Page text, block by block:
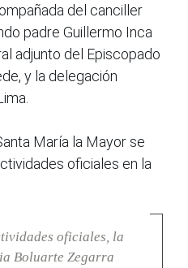
del canciller
padre Guillermo Inca
adjunto del Episcopado
y la delegación
María la Mayor se
oficiales en la
oficiales, la
Boluarte Zegarra